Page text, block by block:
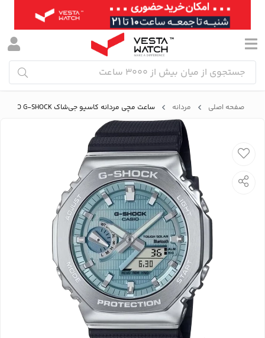
صفحه اصلی مردانه ساعت مچی مردانه کاسیو جی‌شاک CASIO G-SHOCK مدل GBM-2100A-1A2DR